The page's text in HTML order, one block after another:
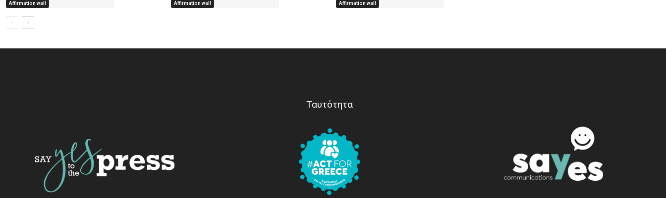
Affirmation wall Affirmation wall Affirmation wall
Ταυτότητα